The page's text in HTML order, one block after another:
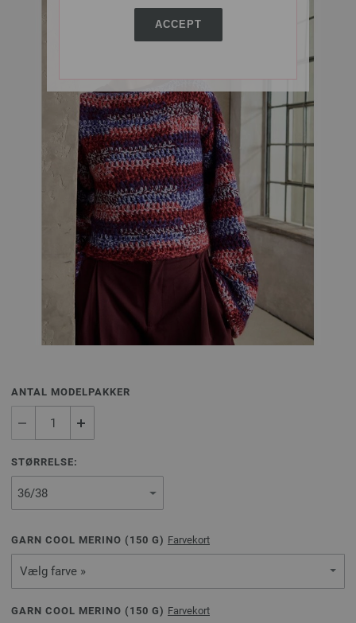
ACCEPT
ANTAL MODELPAKKER
STØRRELSE:
GARN COOL MERINO ( 150 G) Farvekort
Vælg farve »
GARN COOL MERINO ( 150 G) Farvekort